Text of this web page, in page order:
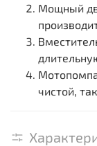
Мощный
чистой,